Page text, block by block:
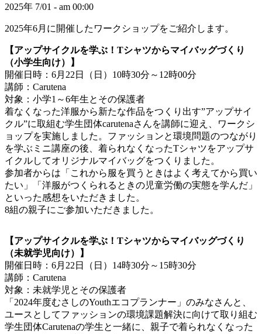
2025年 7/01 - am 00:00
2025年6月に開催したワークショップをご紹介します。
【アップサイクルを学ぶ！Tシャツからマイバッグづくり
（小学生向け）】
開催日時：6月22日（日）10時30分～12時00分
講師：Carutena
対象：小学1～6年生とその保護者
着なくなった洋服から新たな作品をつくり出す”アップサイ
クル”に取組む学生団体carutenaさんを講師に迎え、ワークシ
ョップを実施しました。ファッションと環境問題のつながり
を学ぶミニ講座の後、着られなくなったTシャツをアップサ
イクルしてオリジナルマイバッグをつくりました。
参加者からは「これから服を買うときはよく考えてから買い
たい」「洋服がつくられるときの児童労働の実態を学んだ」
といった感想をいただきました。
8組の親子にご参加いただきました。
【アップサイクルを学ぶ！Tシャツからマイバッグづくり
（未就学児向け）】
開催日時：6月22日（日）14時30分～15時30分
講師：Carutena
対象：未就学児とその保護者
「2024年度むさしのYouthエコプランナー」のみなさんと、
ユースとしてファッションの環境課題解決に向けて取り組む
学生団体Carutenaの学生と一緒に、親子で着られなくなった